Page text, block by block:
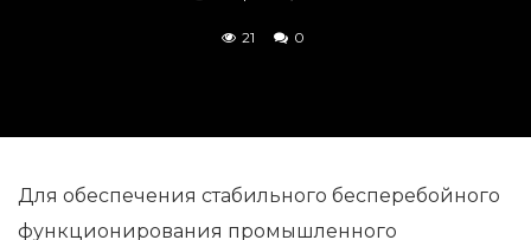
21 0
Для обеспечения стабильного бесперебойного
функционирования промышленного